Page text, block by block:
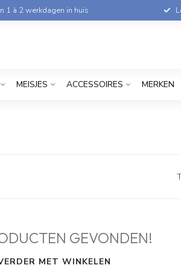
1 à 2 werkdagen in huis
MEISJES ACCESSOIRES MERKEN
GEVONDEN!
MET WINKELEN